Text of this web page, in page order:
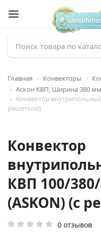
Главная Конвекторы
Аскон КВП, Ширина 380 мм
Конвектор
решеткой)
Конвектор
КВП 100/
(ASKON) (с
0 отзывов